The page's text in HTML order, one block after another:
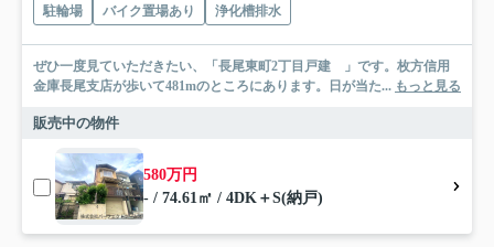
駐輪場 バイク置場あり 浄化槽排水
ぜひ一度見ていただきたい、「長尾東町2丁目戸建 」です。枚方信用
金庫長尾支店が歩いて481mのところにあります。日が当た... もっと見る
販売中の物件
580万円
- / 74.61㎡ / 4DK＋S(納戸)